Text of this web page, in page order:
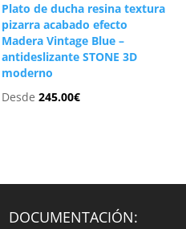
Plato de ducha resina textura
pizarra acabado efecto
Madera Vintage Blue –
antideslizante STONE 3D
moderno
Desde245.00€
DOCUMENTACIÓN: